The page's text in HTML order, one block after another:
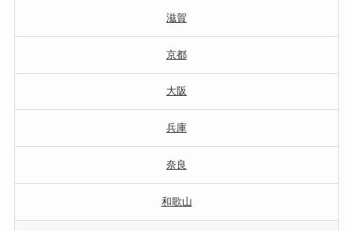
滋賀
京都
大阪
兵庫
奈良
和歌山